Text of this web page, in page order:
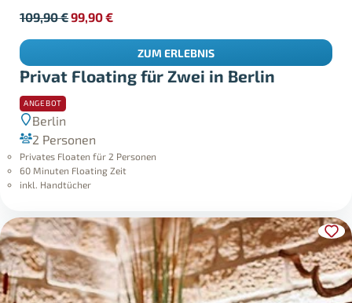
Privat Floating für Zwei in Berlin
ANGEBOT
Berlin
2 Personen
Privates Floaten für 2 Personen
60 Minuten Floating Zeit
inkl. Handtücher
109,90€99,90€
ZUM ERLEBNIS